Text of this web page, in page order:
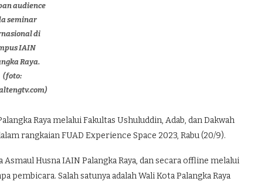
audience
seminar
di
IAIN
Raya.
(foto:
Raya melalui Fakultas Ushuluddin, Adab, dan Dakwah
rangkaian FUAD Experience Space 2023, Rabu (20/9).
Husna IAIN Palangka Raya, dan secara offline melalui
Salah satunya adalah Wali Kota Palangka Raya